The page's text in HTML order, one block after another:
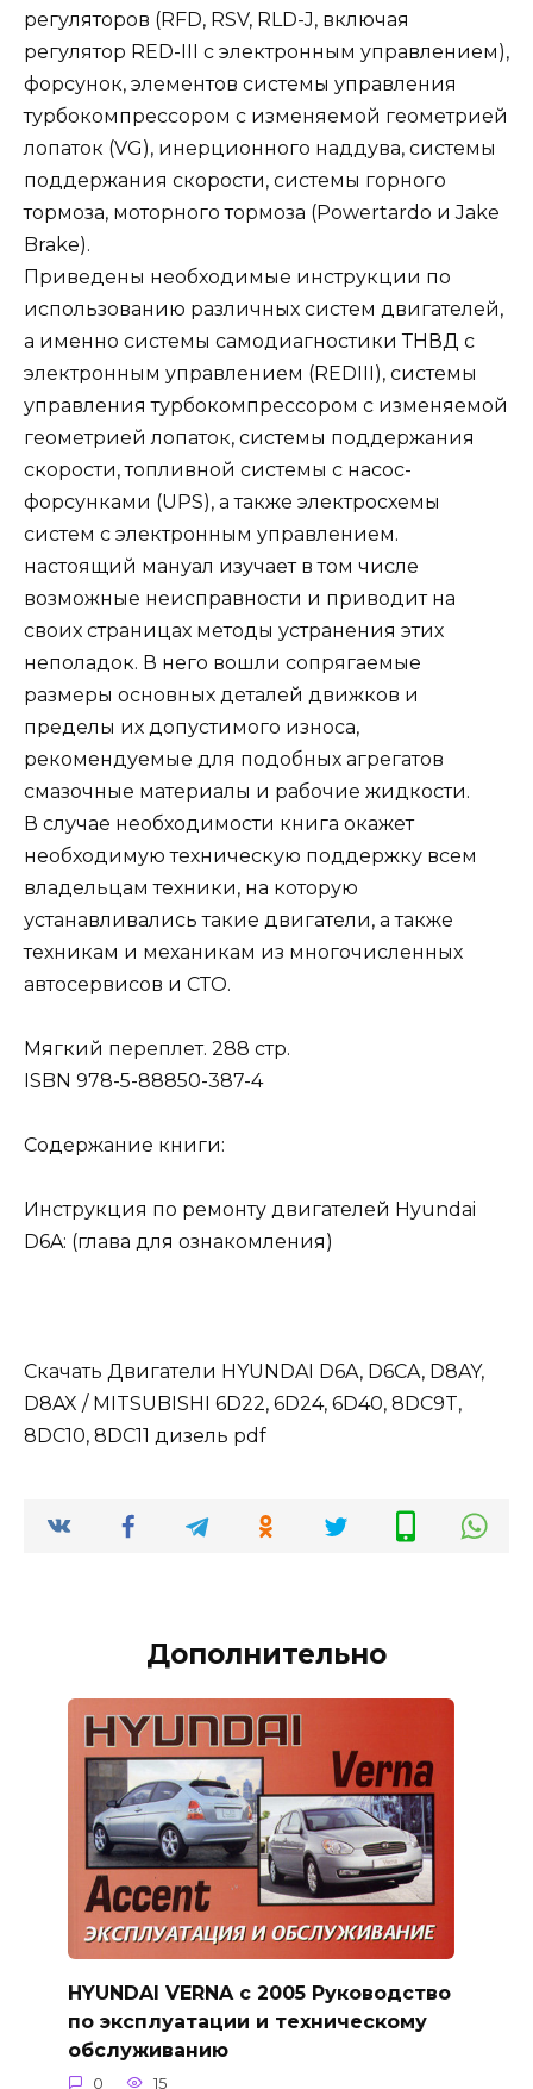
регуляторов (RFD, RSV, RLD-J, включая
регулятор RED-III с электронным управлением),
форсунок, элементов системы управления
турбокомпрессором с изменяемой геометрией
лопаток (VG), инерционного наддува, системы
поддержания скорости, системы горного
тормоза, моторного тормоза (Powertardo и Jake
Brake).
Приведены необходимые инструкции по
использованию различных систем двигателей,
а именно системы самодиагностики ТНВД с
электронным управлением (REDIII), системы
управления турбокомпрессором с изменяемой
геометрией лопаток, системы поддержания
скорости, топливной системы с насос-
форсунками (UPS), а также электросхемы
систем с электронным управлением.
настоящий мануал изучает в том числе
возможные неисправности и приводит на
своих страницах методы устранения этих
неполадок. В него вошли сопрягаемые
размеры основных деталей движков и
пределы их допустимого износа,
рекомендуемые для подобных агрегатов
смазочные материалы и рабочие жидкости.
В случае необходимости книга окажет
необходимую техническую поддержку всем
владельцам техники, на которую
устанавливались такие двигатели, а также
техникам и механикам из многочисленных
автосервисов и СТО.
Мягкий переплет. 288 стр.
ISBN 978-5-88850-387-4
Содержание книги:
Инструкция по ремонту двигателей Hyundai
D6A: (глава для ознакомления)
Скачать Двигатели HYUNDAI D6A, D6CA, D8AY,
D8AX / MITSUBISHI 6D22, 6D24, 6D40, 8DC9T,
8DC10, 8DC11 дизель pdf
Дополнительно
HYUNDAI VERNA с 2005 Руководство
по эксплуатации и техническому
обслуживанию
0 15